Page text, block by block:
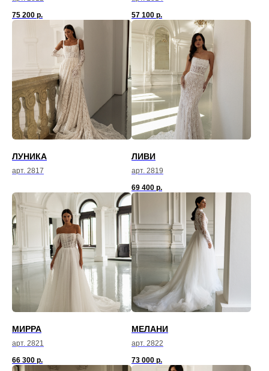
75 200 р.
57 100 р.
ЛУНИКА
арт. 2817
ЛИВИ
арт. 2819
69 400 р.
МИРРА
арт. 2821
66 300 р.
МЕЛАНИ
арт. 2822
73 000 р.